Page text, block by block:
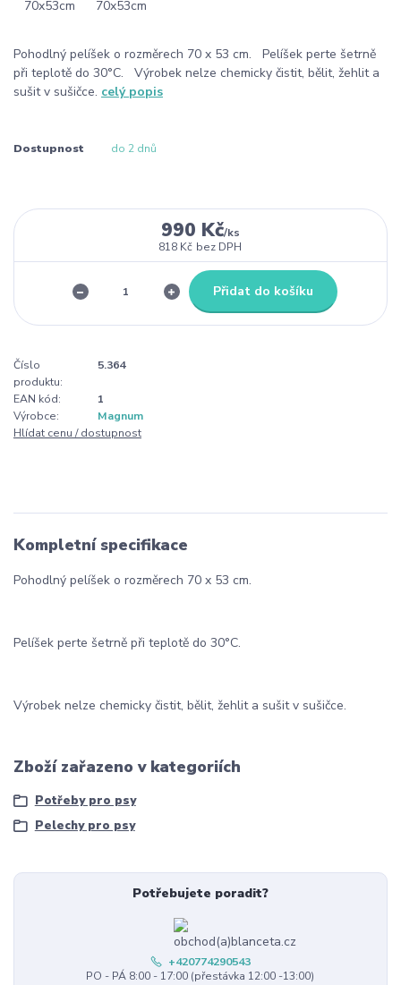
Pohodlný pelíšek o rozměrech 70 x 53 cm. Pelíšek perte šetrně
při teplotě do 30°C. Výrobek nelze chemicky čistit, bělit, žehlit a
sušit v sušičce. celý popis
Dostupnost do 2 dnů
990 Kč/ks
818 Kč bez DPH
Přidat do košíku
Číslo
produktu:
5.364
EAN kód:
1
Výrobce:
Magnum
Hlídat cenu / dostupnost
Kompletní specifikace
Pohodlný pelíšek o rozměrech 70 x 53 cm.
Pelíšek perte šetrně při teplotě do 30°C.
Výrobek nelze chemicky čistit, bělit, žehlit a sušit v sušičce.
Zboží zařazeno v kategoriích
Potřeby pro psy
Pelechy pro psy
Potřebujete poradit?
+420774290543
PO - PÁ 8:00 - 17:00 (přestávka 12:00 -13:00)